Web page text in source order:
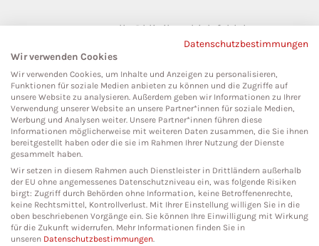
pressestelle@klinikumbielefeld.de
Teutoburger Str. 50
33604 Bielefeld
Social Media
Datenschutzbestimmungen
Wir verwenden Cookies
Wir verwenden Cookies, um Inhalte und Anzeigen zu personalisieren,
Funktionen für soziale Medien anbieten zu können und die Zugriffe auf
unsere Website zu analysieren. Außerdem geben wir Informationen zu Ihrer
Verwendung unserer Website an unsere Partner*innen für soziale Medien,
Werbung und Analysen weiter. Unsere Partner*innen führen diese
Informationen möglicherweise mit weiteren Daten zusammen, die Sie ihnen
bereitgestellt haben oder die sie im Rahmen Ihrer Nutzung der Dienste
gesammelt haben.
Wir setzen in diesem Rahmen auch Dienstleister in Drittländern außerhalb
der EU ohne angemessenes Datenschutzniveau ein, was folgende Risiken
birgt: Zugriff durch Behörden ohne Information, keine Betroffenenrechte,
keine Rechtsmittel, Kontrollverlust. Mit Ihrer Einstellung willigen Sie in die
oben beschriebenen Vorgänge ein. Sie können Ihre Einwilligung mit Wirkung
für die Zukunft widerrufen. Mehr Informationen finden Sie in
unseren Datenschutzbestimmungen.